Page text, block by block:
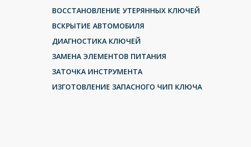
ВОССТАНОВЛЕНИЕ УТЕРЯННЫХ КЛЮЧЕЙ
ВСКРЫТИЕ АВТОМОБИЛЯ
ДИАГНОСТИКА КЛЮЧЕЙ
ЗАМЕНА ЭЛЕМЕНТОВ ПИТАНИЯ
ЗАТОЧКА ИНСТРУМЕНТА
ИЗГОТОВЛЕНИЕ ЗАПАСНОГО ЧИП КЛЮЧА